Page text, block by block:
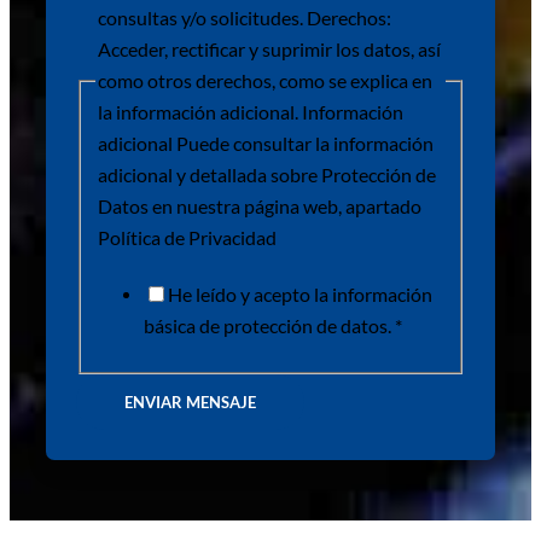
consultas y/o solicitudes. Derechos:
Acceder, rectificar y suprimir los datos, así
como otros derechos, como se explica en
la información adicional. Información
adicional Puede consultar la información
adicional y detallada sobre Protección de
Datos en nuestra página web, apartado
Política de Privacidad
He leído y acepto la información
básica de protección de datos. *
ENVIAR MENSAJE